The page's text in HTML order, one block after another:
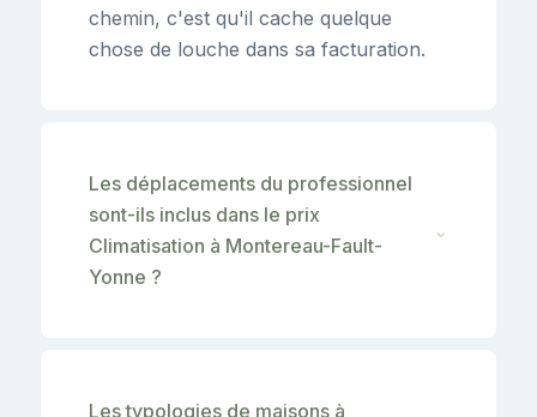
chemin, c'est qu'il cache quelque
chose de louche dans sa facturation.
Les déplacements du professionnel
sont-ils inclus dans le prix
Climatisation à Montereau-Fault-
Yonne ?
⌄
Les typologies de maisons à